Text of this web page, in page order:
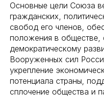
Основные цели Союза
гражданских,
свобод его членов,
положения в обществе,
демократическому
Вооруженных сил
укрепление
потенциала страны,
сплочение общества и